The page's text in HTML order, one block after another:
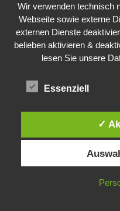
April 2018
März 2018
Februar 2018
Januar 2018
November 2017
Oktober 2017
August 2017
Diese Website verwendet
Website stimmst du der
IN
Wir verwenden technisch
Webseite sowie externe
externen Dienste
belieben aktivieren &
lesen Sie unsere
Essenziell
✓